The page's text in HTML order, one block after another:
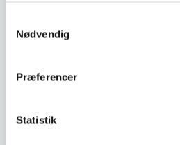
Nødvendig
Præferencer
Statistik
indlagte patient
identificere, prioritere og
dokumentere disse